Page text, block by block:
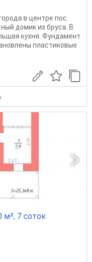
в центре пос.
домик из бруса. В
кухня. Фундамент
пластиковые
м², 7 соток